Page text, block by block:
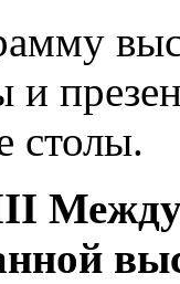
и
столы.